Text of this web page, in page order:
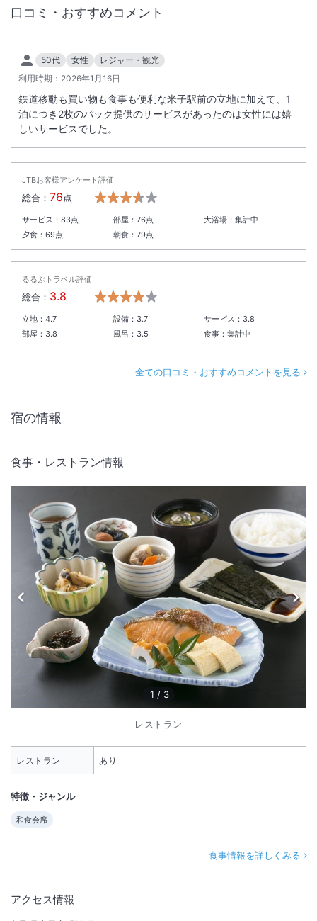
いたし
口コミ・おすすめコメント
50代 女性
レジャー・観光
利用時期： 2026年1月16日
鉄道移動も買い物も食事も便利な米子駅前の立地に加えて、1
泊につき2枚のパック提供のサービスがあったのは女性には嬉
しいサービスでした。
JTBお客様アンケート評価
総合： 76点
サービス： 83点 部屋： 76点 大浴場：集計中
夕食： 69点 朝食： 79点
るるぶトラベル評価
総合： 3.8
立地： 4.7 設備： 3.7 サービス： 3.8
部屋： 3.8 風呂： 3.5 食事：集計中
全ての口コミ・おすすめコメントを見る
宿の情報
食事・レストラン情報
1 / 3
レストラン
レストラン あり
特徴・ジャンル
和食会席
食事情報を詳しくみる
アクセス情報